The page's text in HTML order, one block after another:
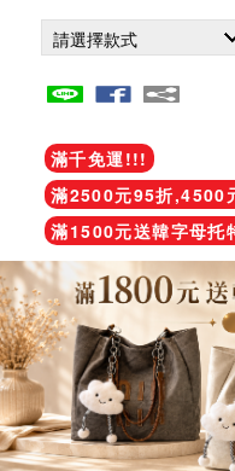
滿千免運!!!
滿2500元95折,4500
滿1500元送韓字母托